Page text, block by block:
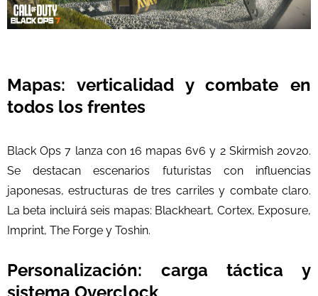
Mapas: verticalidad y combate en
todos los frentes
Black Ops 7 lanza con 16 mapas 6v6 y 2 Skirmish 20v20.
Se destacan escenarios futuristas con influencias
japonesas, estructuras de tres carriles y combate claro.
La beta incluirá seis mapas: Blackheart, Cortex, Exposure,
Imprint, The Forge y Toshin.
Personalización: carga táctica y